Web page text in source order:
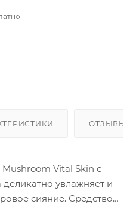
ОТЗЫВЫ
Vital Skin с
увлажняет и
сияние. Средство